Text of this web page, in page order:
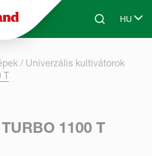
Skip to main contentSearchHU
Select
Univerzális kultivátorok
T
1100 T